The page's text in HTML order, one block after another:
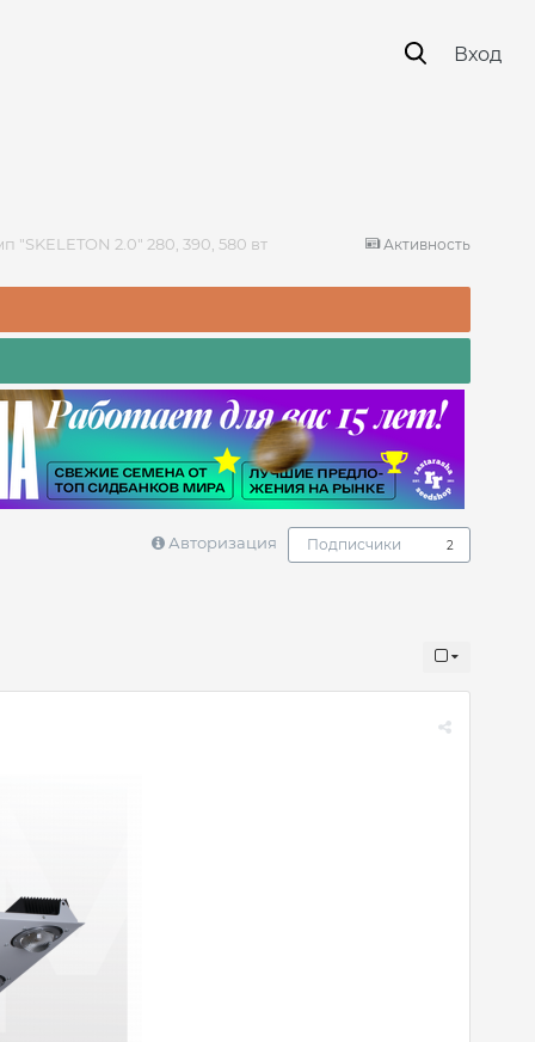
Вход
Активность
"SKELETON 2.0" 280, 390, 580 вт
Авторизация Подписчики 2